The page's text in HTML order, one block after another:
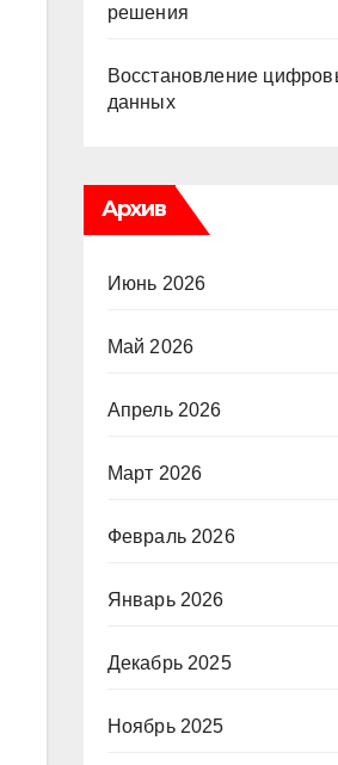
решения
Восстановление
данных
Архив
Июнь 2026
Май 2026
Апрель 2026
Март 2026
Февраль 2026
Январь 2026
Декабрь 2025
Ноябрь 2025